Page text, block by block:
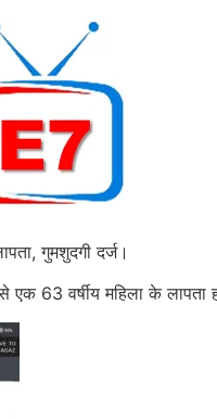
गुमशुदगी दर्ज।
एक 63 वर्षीय महिला के